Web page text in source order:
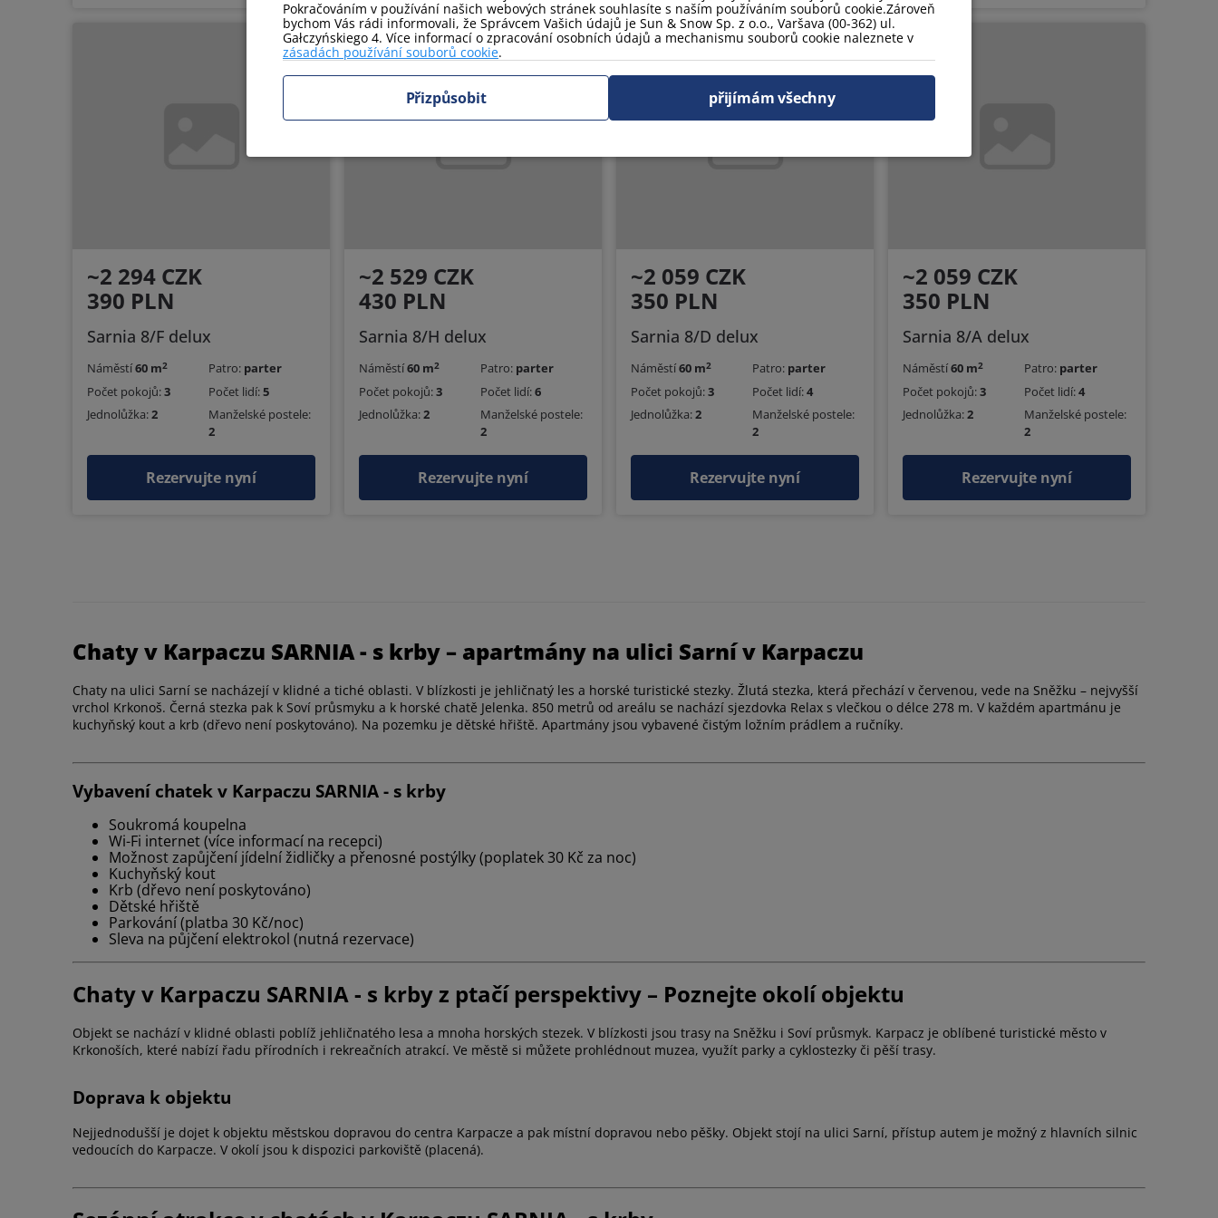
~2 294 CZK
390 PLN
Sarnia 8/F delux
Náměstí60 m2 Patro: parter
Počet pokojů:3 Počet lidí:5
Jednolůžka:2
Manželské postele:
2
Rezervujte nyní
~2 529 CZK
430 PLN
Sarnia 8/H delux
Náměstí60 m2 Patro: parter
Počet pokojů:3 Počet lidí:6
Jednolůžka:2
Manželské postele:
2
Rezervujte nyní
~2 059 CZK
350 PLN
Sarnia 8/D delux
Náměstí60 m2 Patro: parter
Počet pokojů:3 Počet lidí:4
Jednolůžka:2
Manželské postele:
2
Rezervujte nyní
~2 059 CZK
350 PLN
Sarnia 8/A delux
Náměstí60 m2 Patro: parter
Počet pokojů:3 Počet lidí:4
Jednolůžka:2
Manželské postele:
2
Rezervujte nyní
Chaty v Karpaczu SARNIA - s krby – apartmány na ulici Sarní v Karpaczu
Chaty na ulici Sarní se nacházejí v klidné a tiché oblasti. V blízkosti je jehličnatý les a horské turistické stezky. Žlutá stezka, která přechází v červenou, vede na Sněžku – nejvyšší
vrchol Krkonoš. Černá stezka pak k Soví průsmyku a k horské chatě Jelenka. 850 metrů od areálu se nachází sjezdovka Relax s vlečkou o délce 278 m. V každém apartmánu je
kuchyňský kout a krb (dřevo není poskytováno). Na pozemku je dětské hřiště. Apartmány jsou vybavené čistým ložním prádlem a ručníky.
Vybavení chatek v Karpaczu SARNIA - s krby
Soukromá koupelna
Wi-Fi internet (více informací na recepci)
Možnost zapůjčení jídelní židličky a přenosné postýlky (poplatek 30 Kč za noc)
Kuchyňský kout
Krb (dřevo není poskytováno)
Dětské hřiště
Parkování (platba 30 Kč/noc)
Sleva na půjčení elektrokol (nutná rezervace)
Chaty v Karpaczu SARNIA - s krby z ptačí perspektivy – Poznejte okolí objektu
Objekt se nachází v klidné oblasti poblíž jehličnatého lesa a mnoha horských stezek. V blízkosti jsou trasy na Sněžku i Soví průsmyk. Karpacz je oblíbené turistické město v
Krkonoších, které nabízí řadu přírodních i rekreačních atrakcí. Ve městě si můžete prohlédnout muzea, využít parky a cyklostezky či pěší trasy.
Doprava k objektu
Nejjednodušší je dojet k objektu městskou dopravou do centra Karpacze a pak místní dopravou nebo pěšky. Objekt stojí na ulici Sarní, přístup autem je možný z hlavních silnic
vedoucích do Karpacze. V okolí jsou k dispozici parkoviště (placená).
Pokračováním v používání našich webových stránek souhlasíte s naším používáním souborů cookie.Zároveň
bychom Vás rádi informovali, že Správcem Vašich údajů je Sun & Snow Sp. z o.o., Varšava (00-362) ul.
Gałczyńskiego 4. Více informací o zpracování osobních údajů a mechanismu souborů cookie naleznete v
zásadách používání souborů cookie.
Přizpůsobit přijímám všechny